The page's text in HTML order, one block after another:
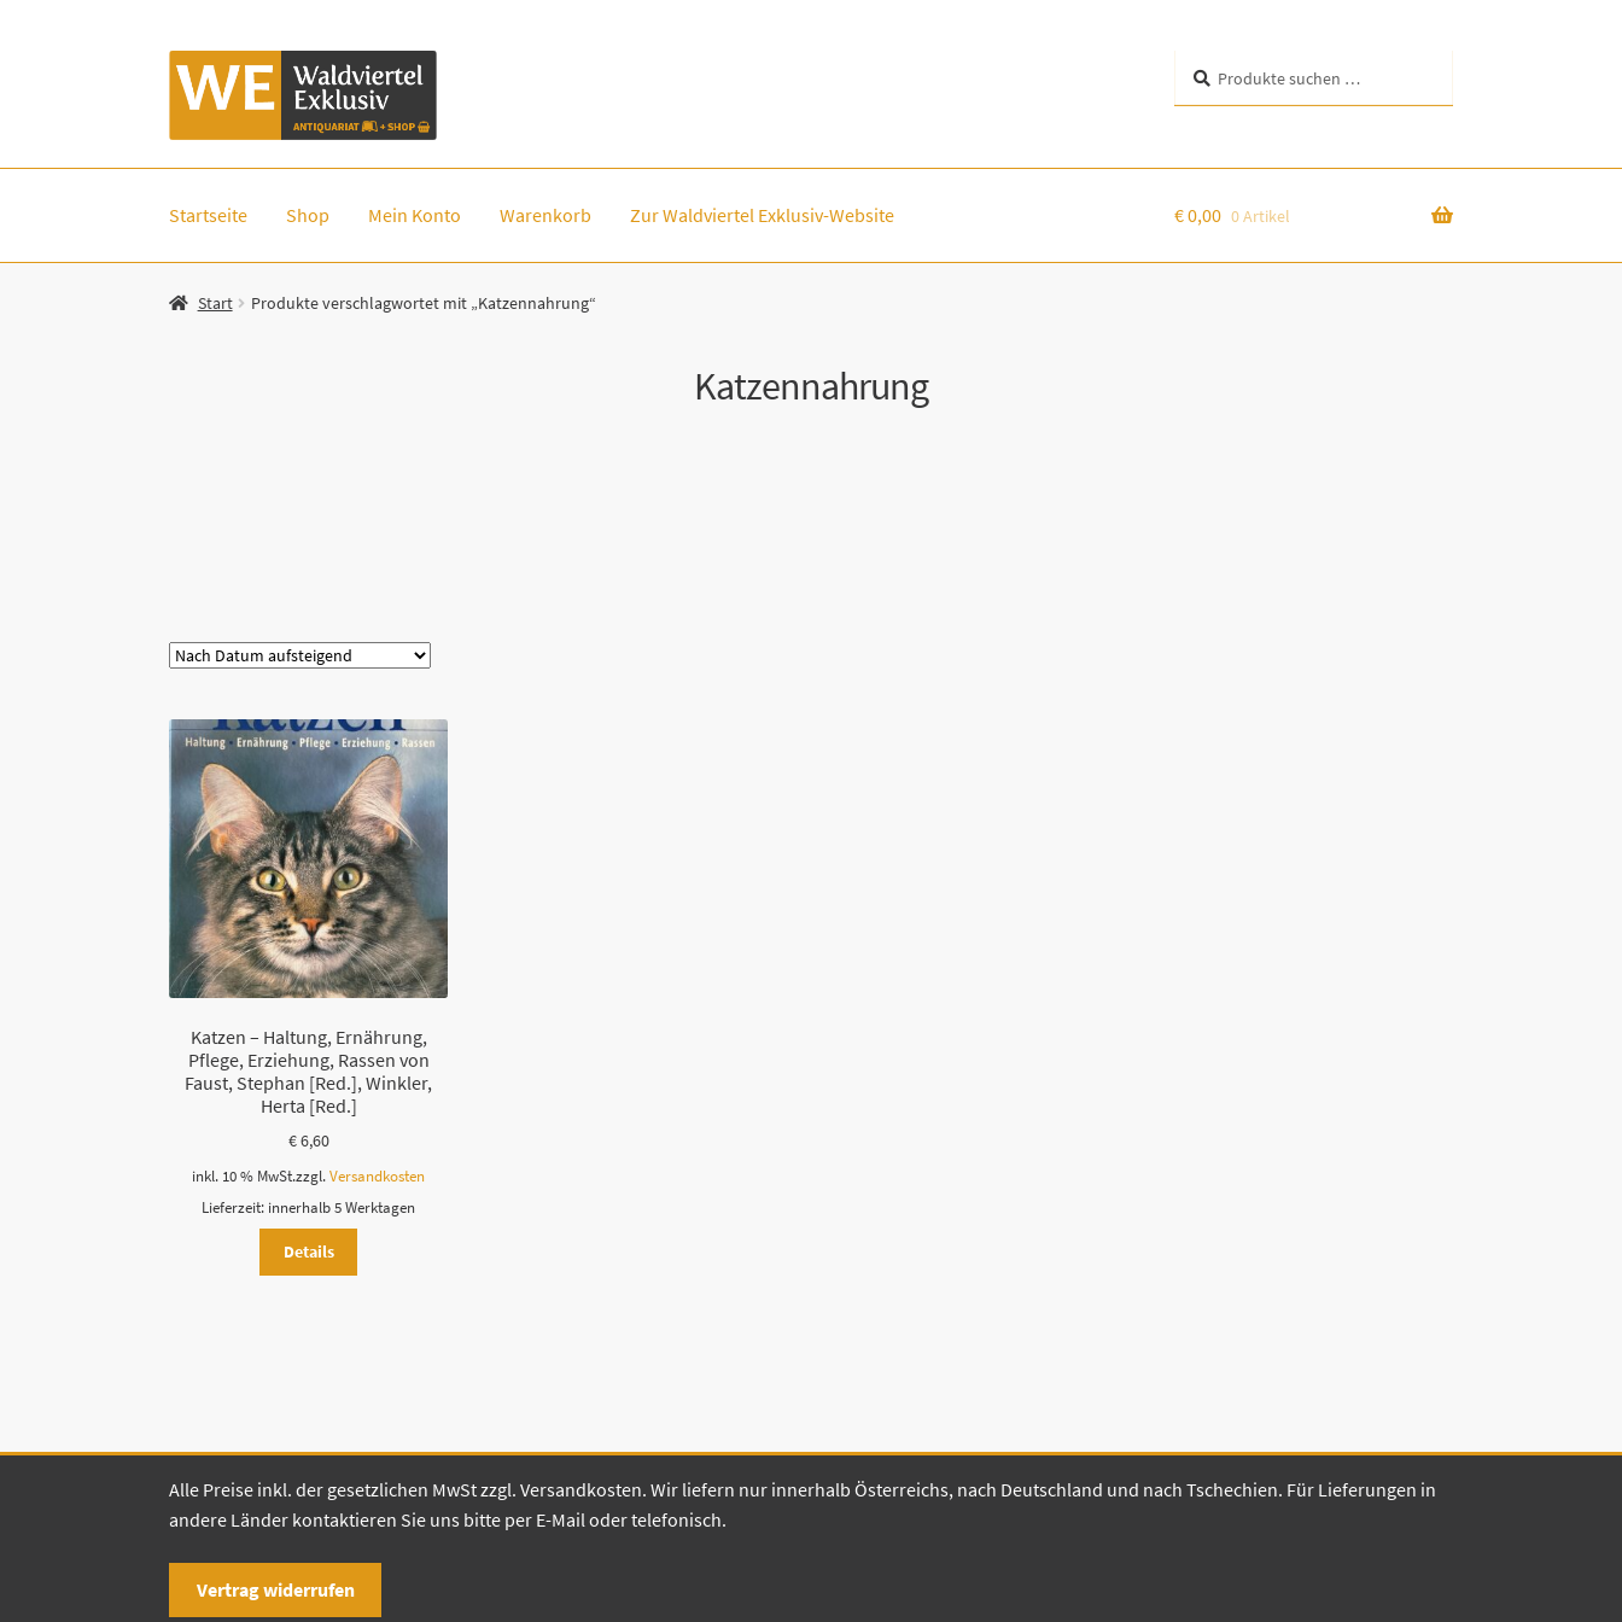
Zur
Navigation
Zum
Inhalt
nach:
Startseite Shop Mein Konto Warenkorb Zur Waldviertel Exklusiv-Website €0,00 0 Artikel
Start Produkte verschlagwortet mit „Katzennahrung“
Katzennahrung
Katzen – Haltung, Ernährung,
Pflege, Erziehung, Rassen von
Faust, Stephan [Red.], Winkler,
Herta [Red.]
€6,60
inkl. 10 % MwSt.zzgl.Versandkosten
Lieferzeit: innerhalb 5 Werktagen
Details
Alle Preise inkl. der gesetzlichen MwSt zzgl. Versandkosten. Wir liefern nur innerhalb Österreichs, nach Deutschland und nach Tschechien. Für Lieferungen in
andere Länder kontaktieren Sie uns bitte per E-Mail oder telefonisch.
Vertrag widerrufen